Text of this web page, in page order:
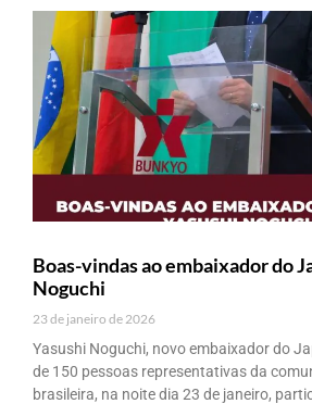
Boas-vindas ao embaixador do
Noguchi
23 de janeiro de 2026
Yasushi Noguchi, novo embaixador do
de 150 pessoas representativas da
brasileira, na noite dia 23 de janeiro,